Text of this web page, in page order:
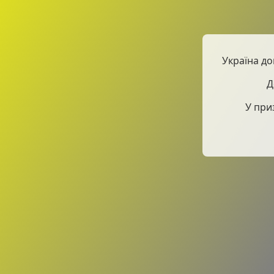
Україна
У